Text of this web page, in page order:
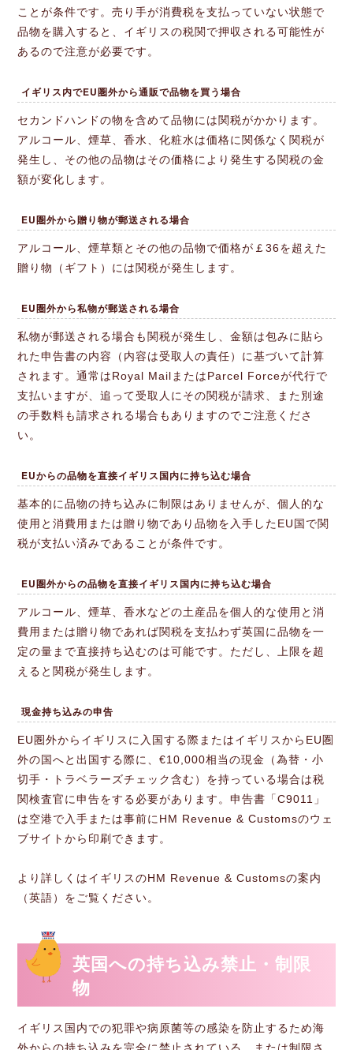
ことが条件です。売り手が消費税を支払っていない状態で
品物を購入すると、イギリスの税関で押収される可能性が
あるので注意が必要です。
イギリス内でEU圏外から通販で品物を買う場合
セカンドハンドの物を含めて品物には関税がかかります。
アルコール、煙草、香水、化粧水は価格に関係なく関税が
発生し、その他の品物はその価格により発生する関税の金
額が変化します。
EU圏外から贈り物が郵送される場合
アルコール、煙草類とその他の品物で価格が￡36を超えた
贈り物（ギフト）には関税が発生します。
EU圏外から私物が郵送される場合
私物が郵送される場合も関税が発生し、金額は包みに貼ら
れた申告書の内容（内容は受取人の責任）に基づいて計算
されます。通常はRoyal MailまたはParcel Forceが代行で
支払いますが、追って受取人にその関税が請求、また別途
の手数料も請求される場合もありますのでご注意くださ
い。
EUからの品物を直接イギリス国内に持ち込む場合
基本的に品物の持ち込みに制限はありませんが、個人的な
使用と消費用または贈り物であり品物を入手したEU国で関
税が支払い済みであることが条件です。
EU圏外からの品物を直接イギリス国内に持ち込む場合
アルコール、煙草、香水などの土産品を個人的な使用と消
費用または贈り物であれば関税を支払わず英国に品物を一
定の量まで直接持ち込むのは可能です。ただし、上限を超
えると関税が発生します。
現金持ち込みの申告
EU圏外からイギリスに入国する際またはイギリスからEU圏
外の国へと出国する際に、€10,000相当の現金（為替・小
切手・トラベラーズチェック含む）を持っている場合は税
関検査官に申告をする必要があります。申告書「C9011」
は空港で入手または事前にHM Revenue & Customsのウェ
ブサイトから印刷できます。
より詳しくはイギリスのHM Revenue & Customsの案内
（英語）をご覧ください。
英国への持ち込み禁止・制限
物
イギリス国内での犯罪や病原菌等の感染を防止するため海